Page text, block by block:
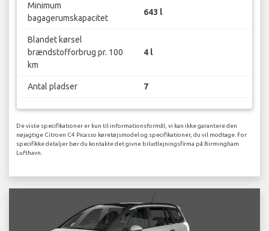
Minimum
bagagerumskapacitet
643 l
Blandet kørsel
brændstofforbrug pr. 100
km
4 l
Antal pladser 7
De viste specifikationer er kun til informationsformål, vi kan ikke garantere den
nøjagtige Citroen C4 Picasso køretøjsmodel og specifikationer, du vil modtage. For
specifikke detaljer bør du kontakte det givne biludlejningsfirma på Birmingham
Lufthavn.